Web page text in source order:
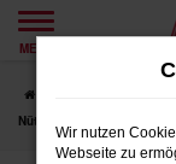
Zum
springen
MENÜ
Nützel
Wir nutzen
Webseite zu